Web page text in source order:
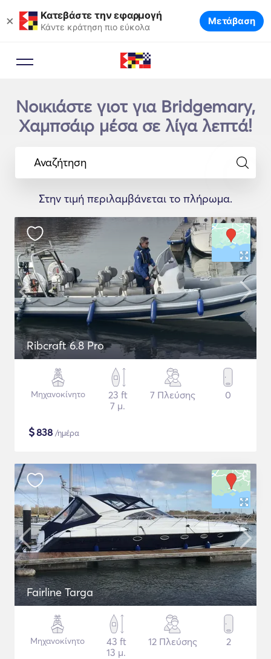
× Κατεβάστε την εφαρμογή
Κάντε κράτηση πιο εύκολα Μετάβαση
Νοικιάστε γιοτ για Bridgemary,
Χαμπσάιρ μέσα σε λίγα λεπτά!
Αναζήτηση
Στην τιμή περιλαμβάνεται το πλήρωμα.
Ribcraft 6.8 Pro
Μηχανοκίνητο
23 ft
7 μ.
7 Πλεύσης 0
$838 /ημέρα
Fairline Targa
Μηχανοκίνητο
43 ft
13 μ.
12 Πλεύσης 2